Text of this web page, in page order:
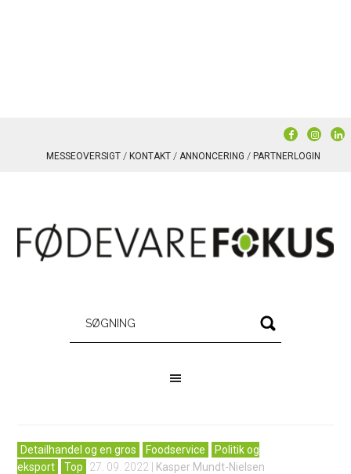
MESSEOVERSIGT KONTAKT ANNONCERING PARTNERLOGIN
Detailhandel og en gros Foodservice
Politik og
eksport
Top 27. 09. 2022 Kasper Mundt-Nielsen